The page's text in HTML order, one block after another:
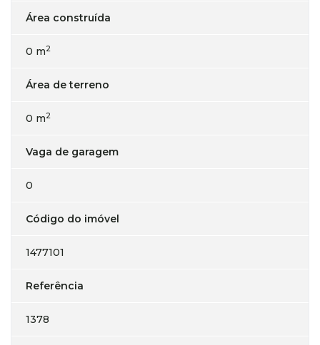
Área construída
0 m2
Área de terreno
0 m2
Vaga de garagem
0
Código do imóvel
1477101
Referência
1378